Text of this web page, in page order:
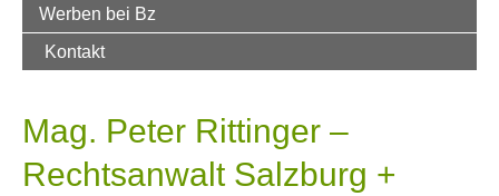
Werben bei Bz
Kontakt
Mag. Peter Rittinger –
Rechtsanwalt Salzburg +